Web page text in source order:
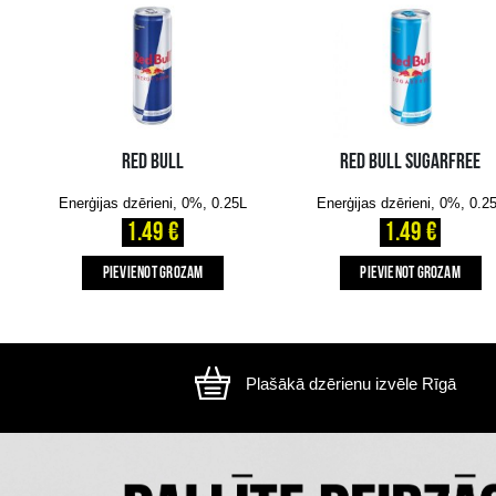
Attēls ir ilustratīvs, preces izskats var
CITI MŪSU KLIENTI IZVĒLAS